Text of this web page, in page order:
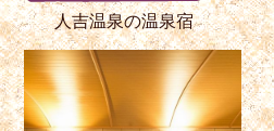
人吉温泉の温泉宿